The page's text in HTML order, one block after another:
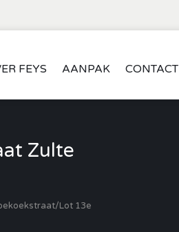
FEYS AANPAK CONTACT
Zulte
Lot 13e